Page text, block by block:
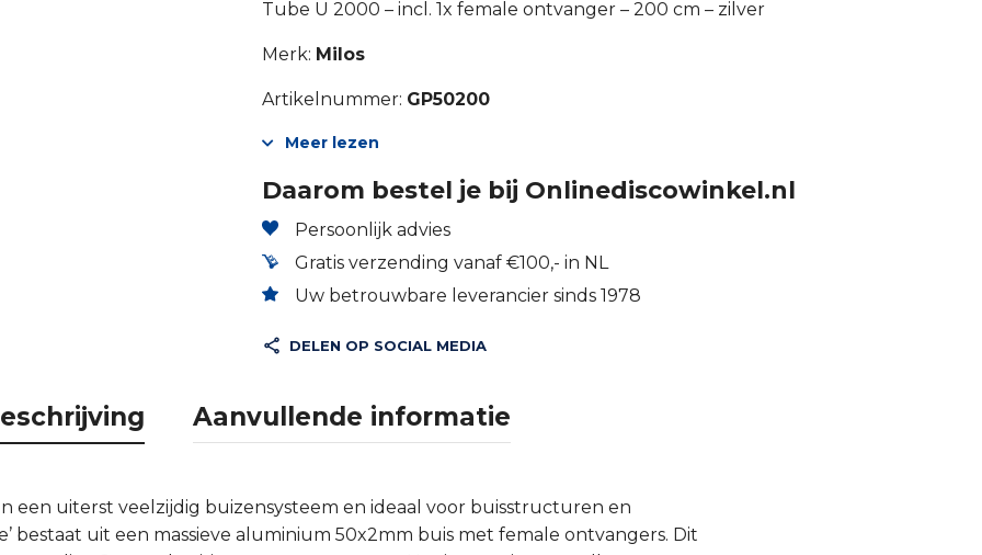
Tube U 2000 – incl. 1x female ontvanger – 200 cm – zilver
Merk: Milos
Artikelnummer: GP50200
Meer lezen
Daarom bestel je bij Onlinediscowinkel.nl
Persoonlijk advies
Gratis verzending vanaf €100,- in NL
Uw betrouwbare leverancier sinds 1978
DELEN OP SOCIAL MEDIA
Aanvullende informatie
een uiterst veelzijdig buizensysteem en ideaal voor buisstructuren en
bestaat uit een massieve aluminium 50x2mm buis met female ontvangers. Dit